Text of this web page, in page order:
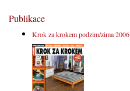
Publikace
Krok za krokem podzim/zima 2006